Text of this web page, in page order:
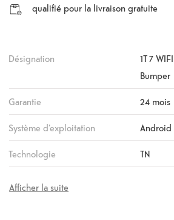
qualifié pour la livraison gratuite
Désignation
1T 7
Bumper
Garantie 24 mois
Système d'exploitation Android
Technologie TN
Afficher la suite